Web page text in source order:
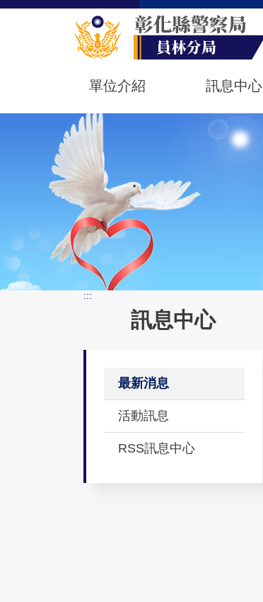
單位介紹 訊息中心
:::
訊息中心
最新消息
活動訊息
RSS訊息中心